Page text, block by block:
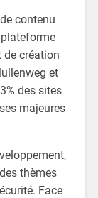
contenu
création
et
des sites
majeures
thèmes
Face